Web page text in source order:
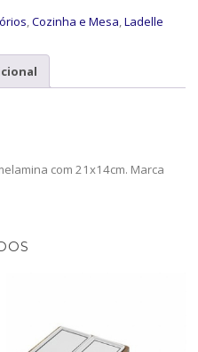
,Cozinha e Mesa,Ladelle
com 21x14cm. Marca